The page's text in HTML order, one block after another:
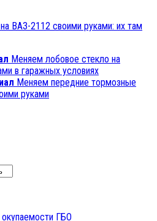
ВАЗ-2112 своими руками: их там
Меняем лобовое стекло на
в гаражных условиях
Меняем передние тормозные
руками
окупаемости ГБО